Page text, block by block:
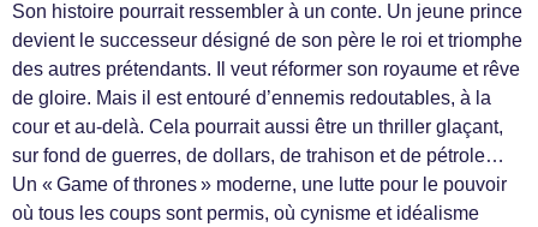
Son histoire pourrait ressembler à un conte. Un jeune prince
devient le successeur désigné de son père le roi et triomphe
des autres prétendants. Il veut réformer son royaume et rêve
de gloire. Mais il est entouré d’ennemis redoutables, à la
cour et au-delà. Cela pourrait aussi être un thriller glaçant,
sur fond de guerres, de dollars, de trahison et de pétrole…
Un « Game of thrones » moderne, une lutte pour le pouvoir
où tous les coups sont permis, où cynisme et idéalisme